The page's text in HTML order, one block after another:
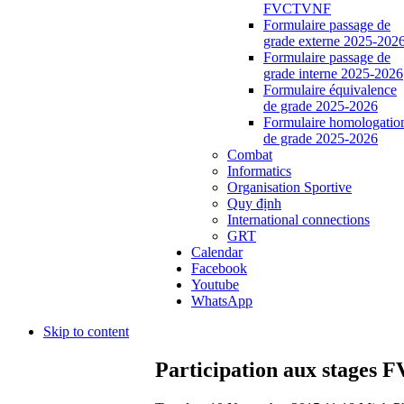
FVCTVNF
Formulaire passage de
grade externe 2025-
Formulaire passage de
grade interne 2025-2026
Formulaire équivalence
de grade 2025-2026
Formulaire
de grade 2025-2026
Combat
Informatics
Organisation Sportive
Quy định
International connections
GRT
Calendar
Facebook
Youtube
WhatsApp
Skip to content
Participation aux stages